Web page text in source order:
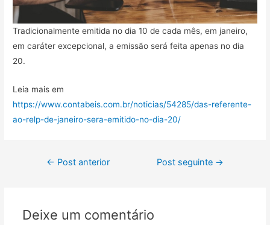
Tradicionalmente emitida no dia 10 de cada mês, em janeiro,
em caráter excepcional, a emissão será feita apenas no dia
20.
Leia mais em
https://www.contabeis.com.br/noticias/54285/das-referente-
ao-relp-de-janeiro-sera-emitido-no-dia-20/
← Post anterior Post seguinte →
Deixe um comentário